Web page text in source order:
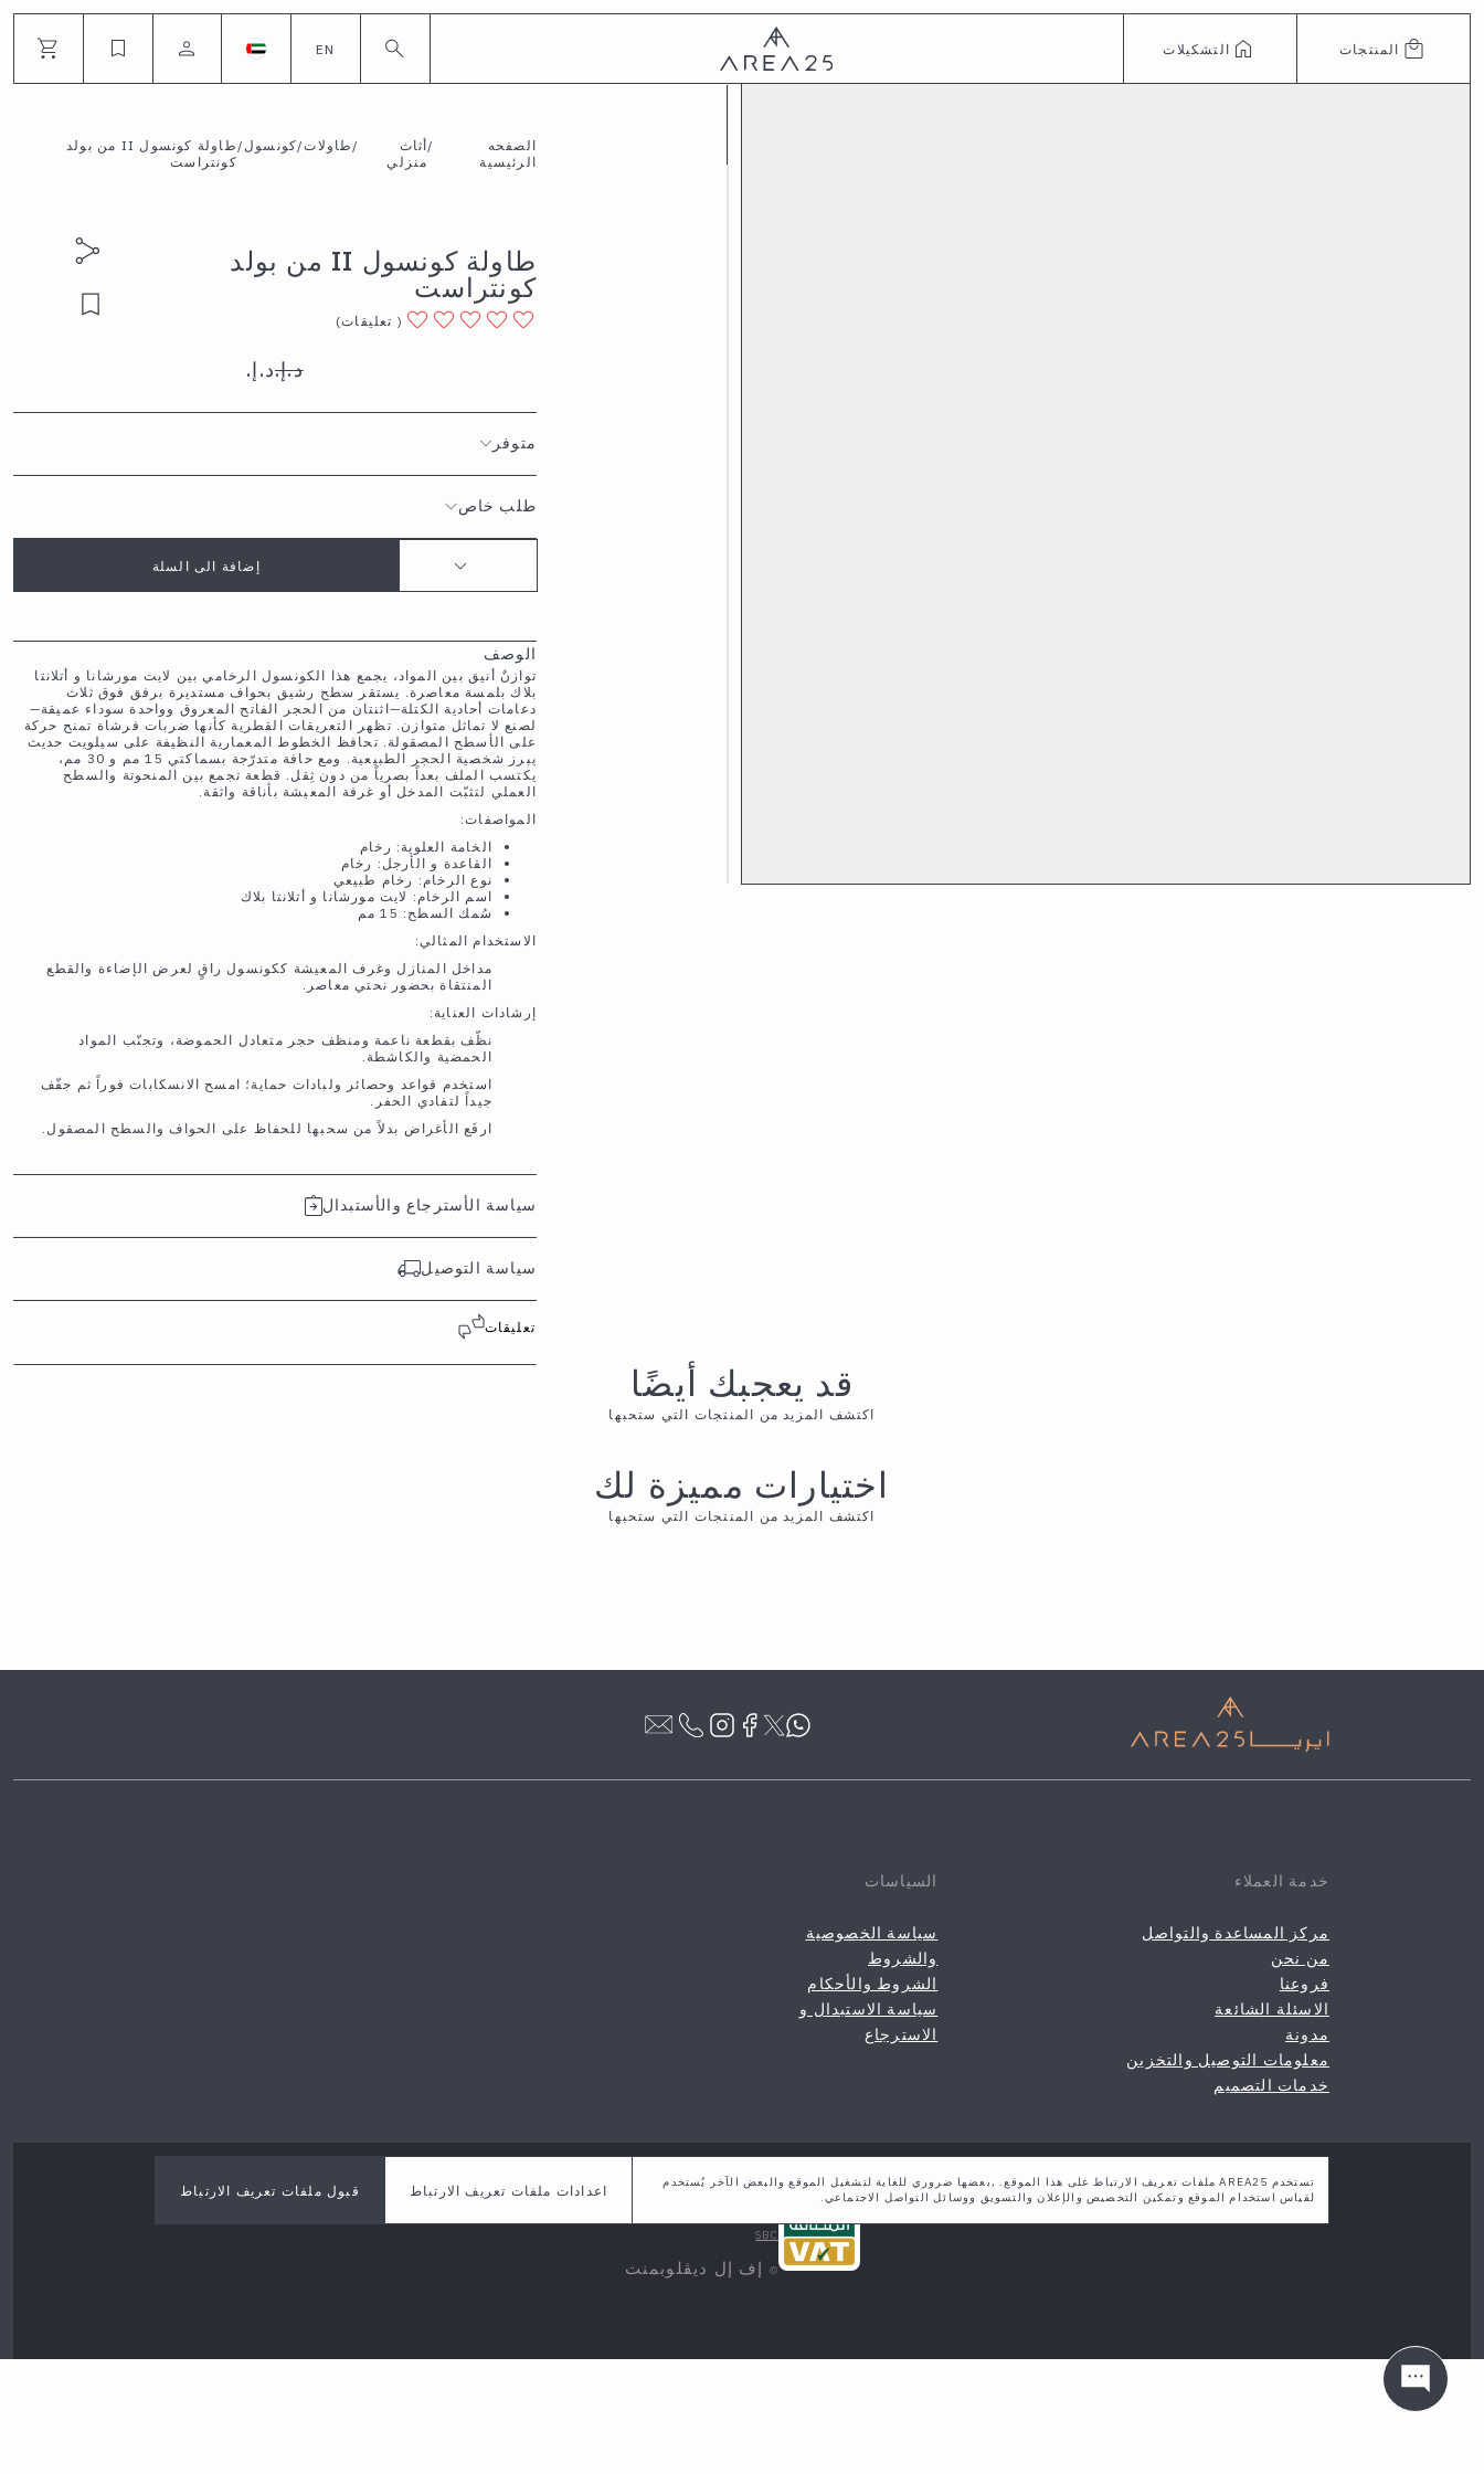
المنتجات التشكيلات EN
تستخدم AREA25 ملفات تعريف الارتباط على هذا الموقع. ,بعضها ضروري للغاية لتشغيل الموقع والبعض الآخر يُستخدم
لقياس استخدام الموقع وتمكين التخصيص والإعلان والتسويق ووسائل التواصل الاجتماعي.
اعدادات ملفات تعريف الارتباط قبول ملفات تعريف الارتباط
الصفحه
الرئيسية
/أثاث
منزلي
/ طاولات/كونسول/
طاولة كونسول II من بولد
كونتراست
طاولة كونسول II من بولد
كونتراست
( تعليقات)
د.إ.‏د.إ.‏
متوفر
طلب خاص
إضافة الى السلة
الوصف
توازنٌ أنيق بين المواد، يجمع هذا الكونسول الرخامي بين لايت مورشانا و أتلانتا
بلاك بلمسة معاصرة. يستقر سطح رشيق بحواف مستديرة برفق فوق ثلاث
دعامات أحادية الكتلة—اثنتان من الحجر الفاتح المعروق وواحدة سوداء عميقة—
لصنع لا تماثل متوازن. تظهر التعريقات القطرية كأنها ضربات فرشاة تمنح حركة
على الأسطح المصقولة. تحافظ الخطوط المعمارية النظيفة على سيلويت حديث
يبرز شخصية الحجر الطبيعية. ومع حافة متدرّجة بسماكتي 15 مم و 30 مم،
يكتسب الملف بعداً بصرياً من دون ثِقل. قطعة تجمع بين المنحوتة والسطح
العملي لتثبّت المدخل أو غرفة المعيشة بأناقة واثقة.
المواصفات:
الخامة العلوية: رخام
القاعدة و الأرجل: رخام
نوع الرخام: رخام طبيعي
اسم الرخام: لايت مورشانا و أتلانتا بلاك
سُمك السطح: 15 مم
الاستخدام المثالي:
مداخل المنازل وغرف المعيشة ككونسول راقٍ لعرض الإضاءة والقطع
المنتقاة بحضور نحتي معاصر.
إرشادات العناية:
نظّف بقطعة ناعمة ومنظف حجر متعادل الحموضة، وتجنّب المواد
الحمضية والكاشطة.
استخدم قواعد وحصائر ولبادات حماية؛ امسح الانسكابات فوراً ثم جفّف
جيداً لتفادي الحفر.
ارفَع الأغراض بدلاً من سحبها للحفاظ على الحواف والسطح المصقول.
سياسة الأسترجاع والأستبدال
سياسة التوصيل
تعليقات
قد يعجبك أيضًا
اكتشف المزيد من المنتجات التي ستحبها
اختيارات مميزة لك
اكتشف المزيد من المنتجات التي ستحبها
خدمة العملاء
مركز المساعدة والتواصل
من نحن
فروعنا
الاسئلة الشائعة
مدونة
معلومات التوصيل والتخزين
خدمات التصميم
السياسات
سياسة الخصوصية
والشروط
الشروط والأحكام
سياسة الاستبدال و
الاسترجاع
CR #7010526858
SBC
© إف إل ديڤلوبمنت